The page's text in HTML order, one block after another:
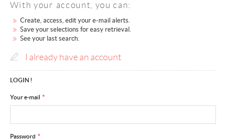
My selections 0
Home
Create an alert
Our network
About us
With your account, you can:
Create, access, edit your e-mail alerts.
Save your selections for easy retrieval.
See your last search.
I already have an account
LOGIN !
Your e-mail *
Password *